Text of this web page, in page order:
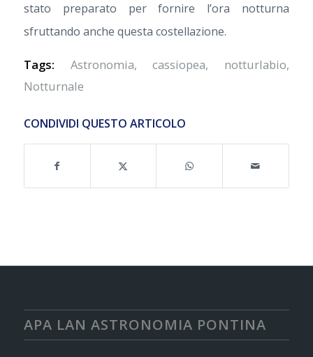
stato preparato per fornire l’ora notturna
sfruttando anche questa costellazione.
Tags: Astronomia,cassiopea, notturlabio,
Notturnale
CONDIVIDI QUESTO ARTICOLO
APA LAN ASTRONOMIA PONTINA